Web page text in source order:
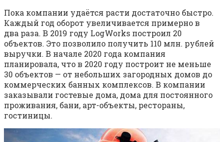
Пока компании удаётся расти достаточно быстро.
Каждый год оборот увеличивается примерно в
два раза. В 2019 году LogWorks построил 20
объектов. Это позволило получить 110 млн. рублей
выручки. В начале 2020 года компания
планировала, что в 2020 году построит не меньше
30 объектов — от небольших загородных домов до
коммерческих банных комплексов. В компании
заказывали гостевые дома, дома для постоянного
проживания, бани, арт-объекты, рестораны,
гостиницы.